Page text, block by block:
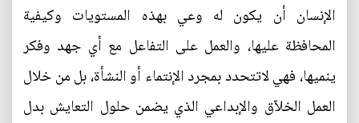
الإنسان أن يكون له وعي بهذه المستويات وكيفية
المحافظة عليها، والعمل على التفاعل مع أي جهد وفكر
ينميها، فهي لاتتحدد بمجرد الإنتماء أو النشأة، بل من خلال
العمل الخلاّق والإبداعي الذي يضمن حلول التعايش بدل